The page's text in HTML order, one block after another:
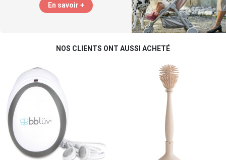
En savoir +
NOS CLIENTS ONT AUSSI ACHETÉ